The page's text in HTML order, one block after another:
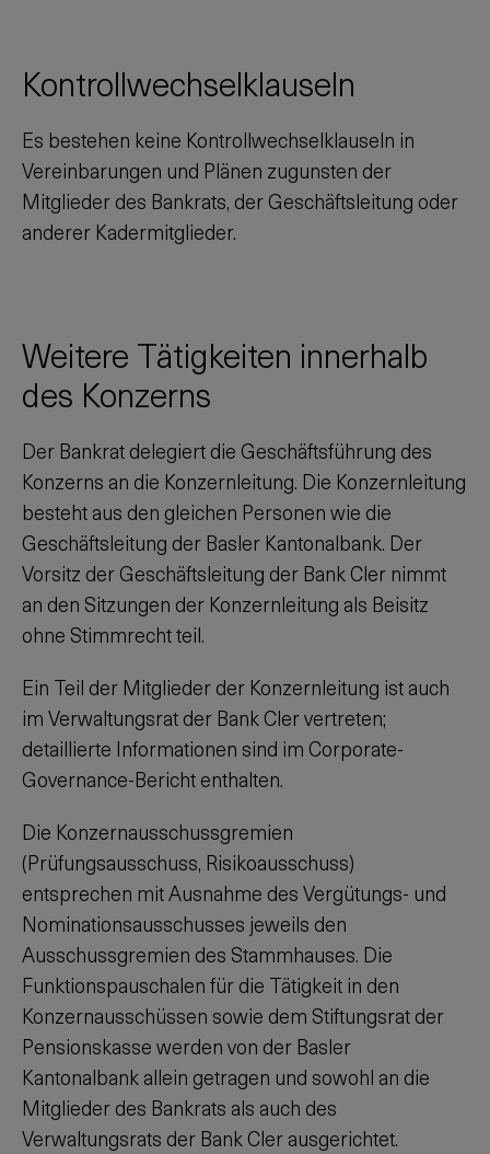
Kontrollwechselklauseln
Es bestehen keine Kontrollwechselklauseln in
Vereinbarungen und Plänen zugunsten der
Mitglieder des Bankrats, der Geschäftsleitung oder
anderer Kadermitglieder.
Weitere Tätigkeiten innerhalb
des Konzerns
Der Bankrat delegiert die Geschäftsführung des
Konzerns an die Konzernleitung. Die Konzernleitung
besteht aus den gleichen Personen wie die
Geschäftsleitung der Basler Kantonalbank. Der
Vorsitz der Geschäftsleitung der Bank Cler nimmt
an den Sitzungen der Konzernleitung als Beisitz
ohne Stimmrecht teil.
Ein Teil der Mitglieder der Konzernleitung ist auch
im Verwaltungsrat der Bank Cler vertreten;
detaillierte Informationen sind im Corporate-
Governance-Bericht enthalten.
Die Konzernausschussgremien
(Prüfungsausschuss, Risikoausschuss)
entsprechen mit Ausnahme des Vergütungs- und
Nominationsausschusses jeweils den
Ausschussgremien des Stammhauses. Die
Funktionspauschalen für die Tätigkeit in den
Konzernausschüssen sowie dem Stiftungsrat der
Pensionskasse werden von der Basler
Kantonalbank allein getragen und sowohl an die
Mitglieder des Bankrats als auch des
Verwaltungsrats der Bank Cler ausgerichtet.